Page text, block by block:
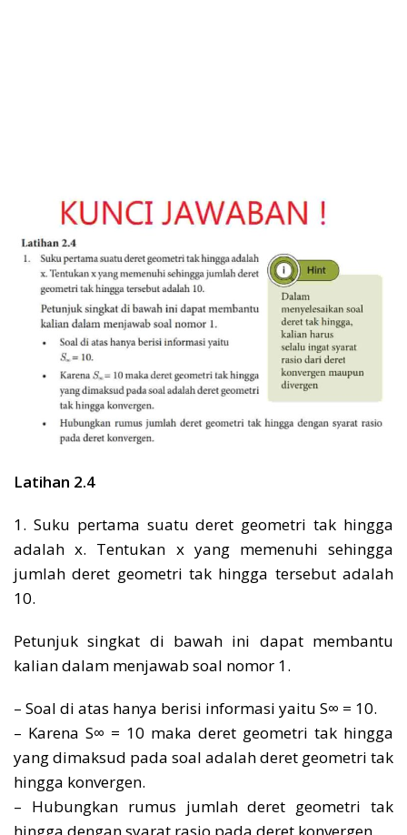
Latihan 2.4
1. Suku pertama suatu deret geometri tak hingga
adalah x. Tentukan x yang memenuhi sehingga
jumlah deret geometri tak hingga tersebut adalah
10.
Petunjuk singkat di bawah ini dapat membantu
kalian dalam menjawab soal nomor 1.
– Soal di atas hanya berisi informasi yaitu S∞ = 10.
– Karena S∞ = 10 maka deret geometri tak hingga
yang dimaksud pada soal adalah deret geometri tak
hingga konvergen.
– Hubungkan rumus jumlah deret geometri tak
hingga dengan syarat rasio pada deret konvergen.